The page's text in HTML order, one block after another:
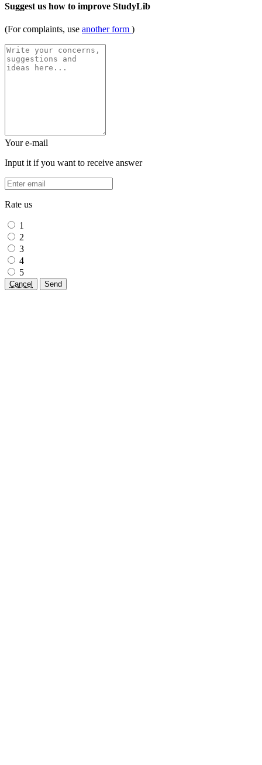
Suggest us how to improve StudyLib
(For complaints, use another form )
Your e-mail
Input it if you want to receive answer
Rate us
1
2
3
4
5
Cancel Send